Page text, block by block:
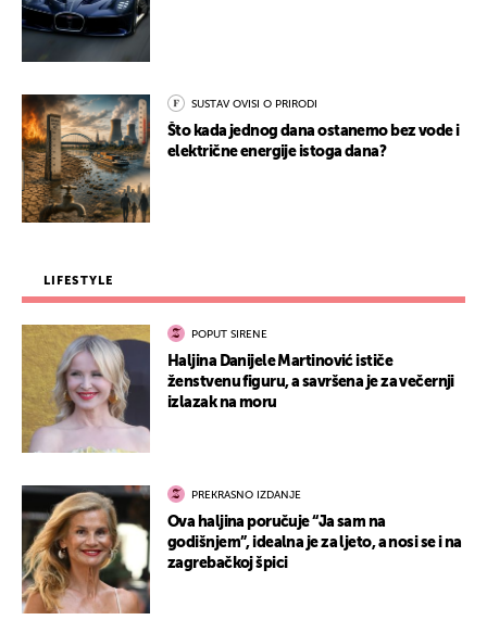
SUSTAV OVISI O PRIRODI
Što kada jednog dana ostanemo bez vode i
električne energije istoga dana?
LIFESTYLE
POPUT SIRENE
Haljina Danijele Martinović ističe
ženstvenu figuru, a savršena je za večernji
izlazak na moru
PREKRASNO IZDANJE
Ova haljina poručuje “Ja sam na
godišnjem”, idealna je za ljeto, a nosi se i na
zagrebačkoj špici